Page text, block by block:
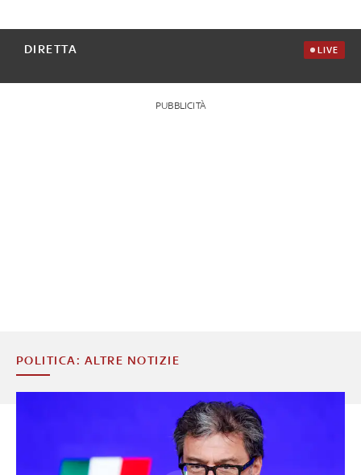
DIRETTA LIVE
PUBBLICITÀ
POLITICA: ALTRE NOTIZIE